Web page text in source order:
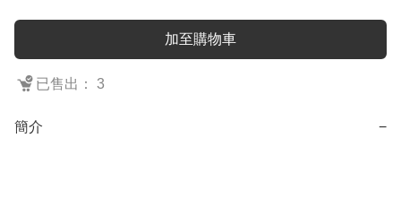
加至購物車
已售出： 3
簡介 −